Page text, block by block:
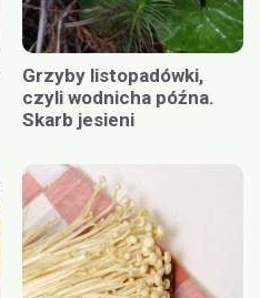
Grzyby listopadówki,
czyli wodnicha późna.
Skarb jesieni